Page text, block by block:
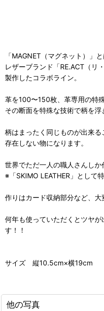
「MAGNET（マグネット）」と
レザーブランド「RE.ACT（リ
製作したコラボライン。
革を100〜150枚、革専用の特
その断面を特殊な技術で柄を浮
柄はまったく同じものが出来
存在しない物になります。
世界でただ一人の職人さんしか
※「SKIMO LEATHER」として
作りはカード収納部分など、大
何年も使っていただくとツヤ
す！！
サイズ 縦10.5cm×横19cm
他の写真